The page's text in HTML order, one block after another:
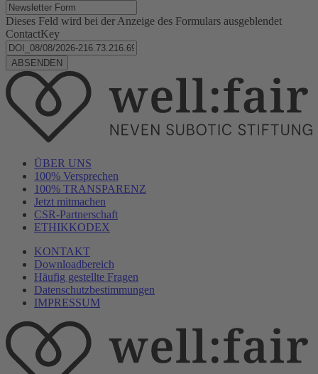
Dieses Feld wird bei der Anzeige des Formulars ausgeblendet
ContactKey
ÜBER UNS
100% Versprechen
100% TRANSPARENZ
Jetzt mitmachen
CSR-Partnerschaft
ETHIKKODEX
KONTAKT
Downloadbereich
Häufig gestellte Fragen
Datenschutzbestimmungen
IMPRESSUM